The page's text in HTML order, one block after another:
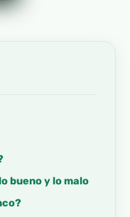
bueno y lo malo